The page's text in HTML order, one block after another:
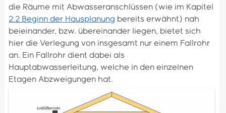
die Räume mit Abwasseranschlüssen (wie im Kapitel
2.2 Beginn der Hausplanung bereits erwähnt) nah
beieinander, bzw. übereinander liegen, bietet sich
hier die Verlegung von insgesamt nur einem Fallrohr
an. Ein Fallrohr dient dabei als
Hauptabwasserleitung, welche in den einzelnen
Etagen Abzweigungen hat.